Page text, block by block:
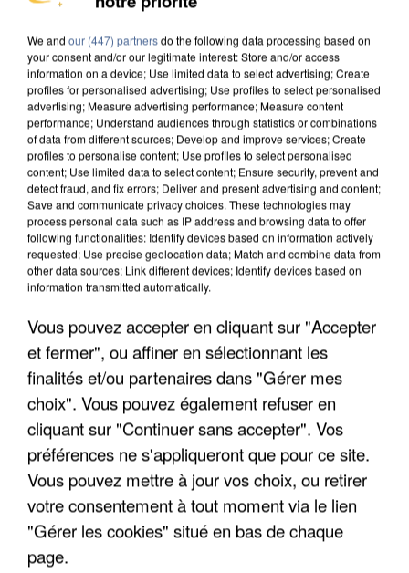
INTERPELLÉ EN ALGÉRIE
UNE TOURISTE DE L’OISE EMPORTÉE PAR UNE
COULÉE DE BOUE EN HAUTE-SAVOIE
We and our (447) partnersdo the following data processing based on
your consent and/or our legitimate interest: Store and/or access
information on a device; Use limited data to select advertising; Create
profiles for personalised advertising; Use profiles to select personalised
advertising; Measure advertising performance; Measure content
performance; Understand audiences through statistics or combinations
of data from different sources; Develop and improve services; Create
profiles to personalise content; Use profiles to select personalised
content; Use limited data to select content; Ensure security, prevent and
detect fraud, and fix errors; Deliver and present advertising and content;
Save and communicate privacy choices. These technologies may
process personal data such as IP address and browsing data to offer
following functionalities: Identify devices based on information actively
requested; Use precise geolocation data; Match and combine data from
other data sources; Link different devices; Identify devices based on
information transmitted automatically.
Vous pouvez accepter en cliquant sur "Accepter
et fermer", ou affiner en sélectionnant les
finalités et/ou partenaires dans "Gérer mes
choix". Vous pouvez également refuser en
cliquant sur "Continuer sans accepter". Vos
préférences ne s'appliqueront que pour ce site.
Vous pouvez mettre à jour vos choix, ou retirer
votre consentement à tout moment via le lien
"Gérer les cookies" situé en bas de chaque
page.